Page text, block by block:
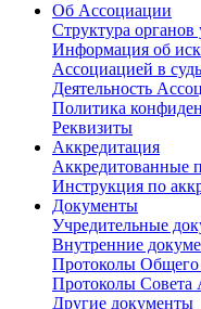
Об Ассоциации
Структура органов
Информация об
Ассоциацией в
Деятельность
Политика
Реквизиты
Аккредитация
Аккредитованные
Инструкция по
Документы
Учредительные
Внутренние
Протоколы Общего
Протоколы Совета
Другие документы